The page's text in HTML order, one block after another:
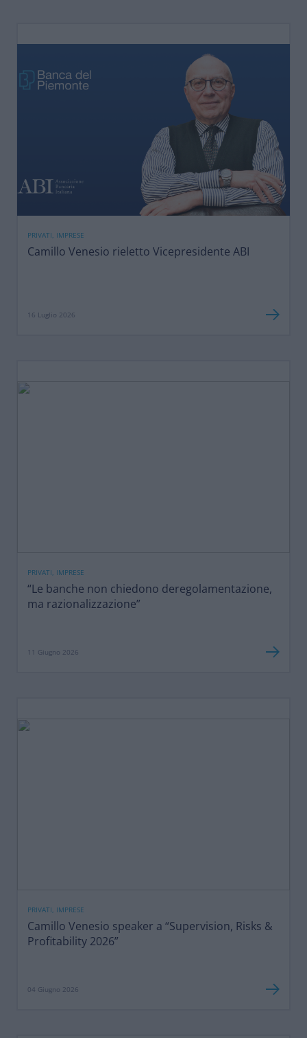
PRIVATI, IMPRESE
Camillo Venesio rieletto Vicepresidente ABI
16 Luglio 2026
PRIVATI, IMPRESE
“Le banche non chiedono deregolamentazione,
ma razionalizzazione”
11 Giugno 2026
PRIVATI, IMPRESE
Camillo Venesio speaker a “Supervision, Risks &
Profitability 2026”
04 Giugno 2026